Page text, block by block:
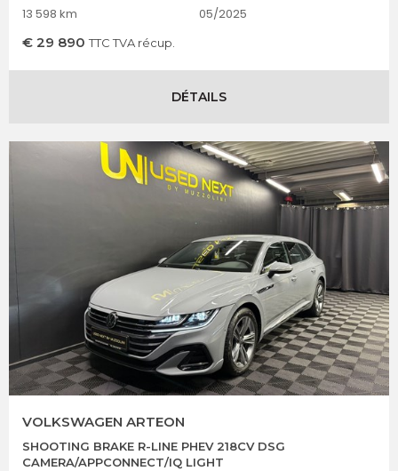
13 598 km
05/2025
€ 29 890 TTC TVA récup.
DÉTAILS
VOLKSWAGEN ARTEON
SHOOTING BRAKE R-LINE PHEV 218CV DSG
CAMERA/APPCONNECT/IQ LIGHT